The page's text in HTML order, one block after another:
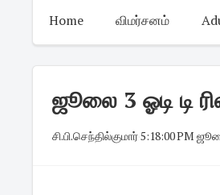
Home விமர்சனம்
ஜூலை 3 ஓடி டி
சி.பி.செந்தில்குமார்·5:18:00 PM ·